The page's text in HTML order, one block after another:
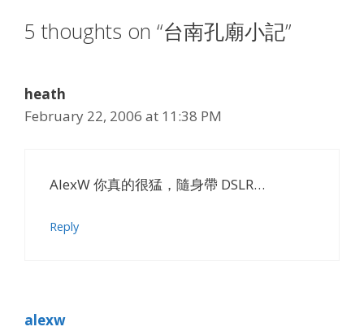
5 thoughts on “台南孔廟小記”
heath
February 22, 2006 at 11:38 PM
AlexW 你真的很猛，隨身帶 DSLR…
Reply
alexw